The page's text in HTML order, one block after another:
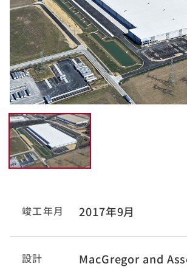
竣工年月 2017年9月
設計 MacGregor and